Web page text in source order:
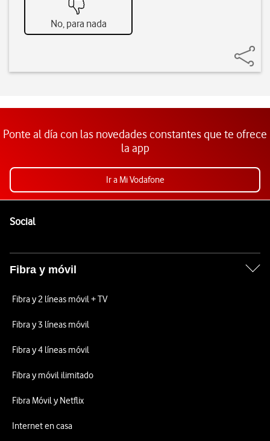
No, para nada
Ponte al día con las novedades constantes que te ofrece
la app
Ir a Mi Vodafone
SocialEnlaces a las redes sociales de Vodafone
Fibra y móvil
Fibra y 2 líneas móvil + TV
Fibra y 3 líneas móvil
Fibra y 4 líneas móvil
Fibra y móvil ilimitado
Fibra Móvil y Netflix
Internet en casa